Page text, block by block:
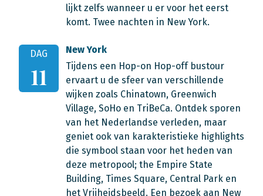
lijkt zelfs wanneer u er voor het eerst
komt. Twee nachten in New York.
DAG
11
New York
Tijdens een Hop-on Hop-off bustour
ervaart u de sfeer van verschillende
wijken zoals Chinatown, Greenwich
Village, SoHo en TriBeCa. Ontdek sporen
van het Nederlandse verleden, maar
geniet ook van karakteristieke highlights
die symbool staan voor het heden van
deze metropool; the Empire State
Building, Times Square, Central Park en
het Vrijheidsbeeld. Een bezoek aan New